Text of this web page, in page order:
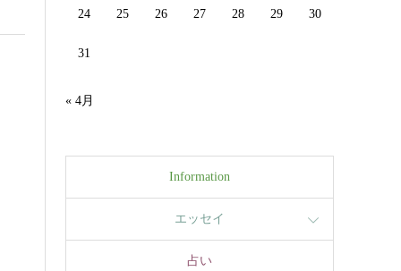
24 25 26 27 28 29 30
31
« 4月
Information
エッセイ
占い